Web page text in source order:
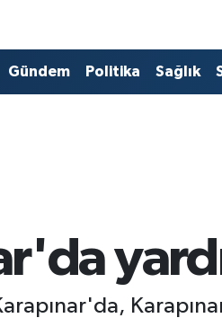
Gündem Politika Sağlık